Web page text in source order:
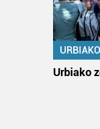
Urbiako